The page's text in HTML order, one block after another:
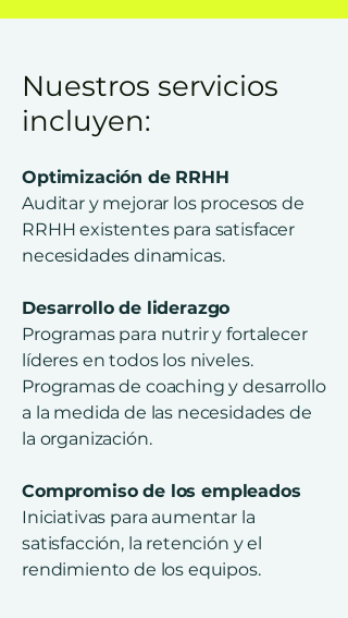
Nuestros servicios
incluyen:
Optimización de RRHH
Auditar y mejorar los procesos de
RRHH existentes para satisfacer
necesidades dinamicas.
Desarrollo de liderazgo
Programas para nutrir y fortalecer
líderes en todos los niveles.
Programas de coaching y desarrollo
a la medida de las necesidades de
la organización.
Compromiso de los empleados
Iniciativas para aumentar la
satisfacción, la retención y el
rendimiento de los equipos.